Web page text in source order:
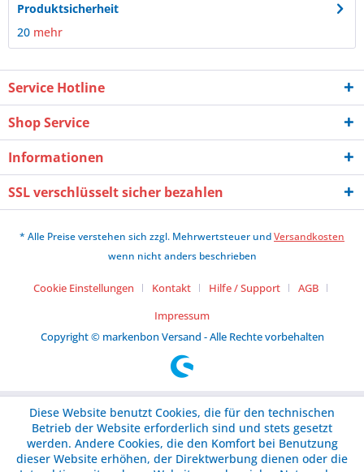
Produktsicherheit
20 mehr
Service Hotline
Shop Service
Informationen
SSL verschlüsselt sicher bezahlen
* Alle Preise verstehen sich zzgl. Mehrwertsteuer undVersandkosten
wenn nicht anders beschrieben
Cookie Einstellungen Kontakt Hilfe / Support
AGB
Impressum
Copyright © markenbon Versand - Alle Rechte vorbehalten
Diese Website benutzt Cookies, die für den technischen
Betrieb der Website erforderlich sind und stets gesetzt
werden. Andere Cookies, die den Komfort bei Benutzung
dieser Website erhöhen, der Direktwerbung dienen oder die